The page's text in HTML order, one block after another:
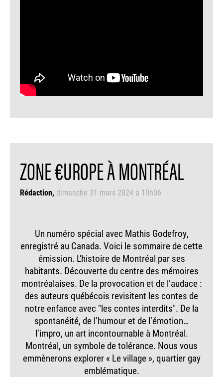
ZONE €UROPE À MONTRÉAL
Rédaction dimanche 31 mars 2024 à 10h06
Un numéro spécial avec Mathis Godefroy,
enregistré au Canada. Voici le sommaire de cette
émission. L'histoire de Montréal par ses
habitants. Découverte du centre des mémoires
montréalaises. De la provocation et de l’audace :
des auteurs québécois revisitent les contes de
notre enfance avec "les contes interdits". De la
spontanéité, de l’humour et de l’émotion…
l’impro, un art incontournable à Montréal.
Montréal, un symbole de tolérance. Nous vous
emmènerons explorer « Le village », quartier gay
emblématique.